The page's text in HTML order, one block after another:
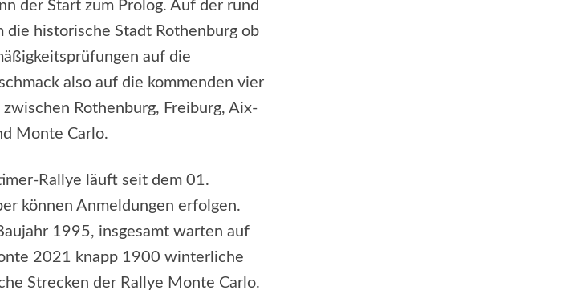
der Start zum Prolog. Auf der rund
historische Stadt Rothenburg ob
auf die
also auf die kommenden vier
Rothenburg, Freiburg, Aix-
Monte Carlo.
Rallye läuft seit dem 01.
können Anmeldungen erfolgen.
1995, insgesamt warten auf
2021 knapp 1900 winterliche
Strecken der Rallye Monte Carlo.